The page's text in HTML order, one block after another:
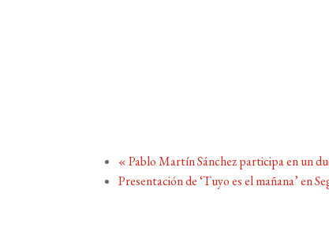
«Pablo Martín Sánchez participa en un
Presentación de ‘Tuyo es el mañana’ en